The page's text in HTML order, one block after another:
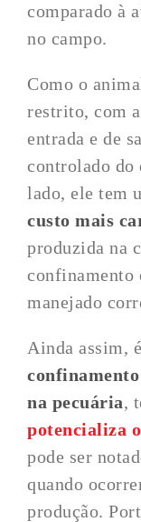
comparado à
no campo.
Como o
restrito, com
entrada e de
controlado do
lado, ele tem
custo mais
produzida na
confinamento
manejado
Ainda assim,
na pecuária,
potencializa
pode ser
quando
produção.